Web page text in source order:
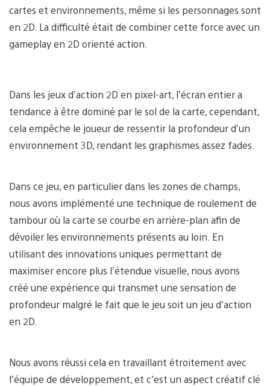
cartes et environnements, même si les personnages sont
en 2D. La difficulté était de combiner cette force avec un
gameplay en 2D orienté action.
Dans les jeux d’action 2D en pixel-art, l’écran entier a
tendance à être dominé par le sol de la carte, cependant,
cela empêche le joueur de ressentir la profondeur d’un
environnement 3D, rendant les graphismes assez fades.
Dans ce jeu, en particulier dans les zones de champs,
nous avons implémenté une technique de roulement de
tambour où la carte se courbe en arrière-plan afin de
dévoiler les environnements présents au loin. En
utilisant des innovations uniques permettant de
maximiser encore plus l’étendue visuelle, nous avons
créé une expérience qui transmet une sensation de
profondeur malgré le fait que le jeu soit un jeu d’action
en 2D.
Nous avons réussi cela en travaillant étroitement avec
l’équipe de développement, et c’est un aspect créatif clé